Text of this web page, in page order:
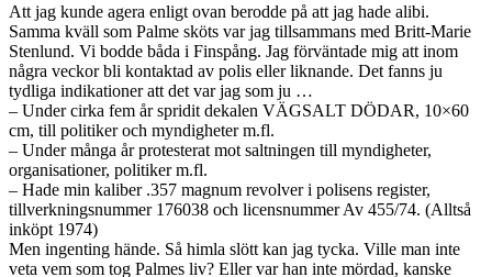
Att jag kunde agera enligt ovan berodde på att jag hade alibi.
Samma kväll som Palme sköts var jag tillsammans med Britt-Marie
Stenlund. Vi bodde båda i Finspång. Jag förväntade mig att inom
några veckor bli kontaktad av polis eller liknande. Det fanns ju
tydliga indikationer att det var jag som ju …
– Under cirka fem år spridit dekalen VÄGSALT DÖDAR, 10×60
cm, till politiker och myndigheter m.fl.
– Under många år protesterat mot saltningen till myndigheter,
organisationer, politiker m.fl.
– Hade min kaliber .357 magnum revolver i polisens register,
tillverkningsnummer 176038 och licensnummer Av 455/74. (Alltså
inköpt 1974)
Men ingenting hände. Så himla slött kan jag tycka. Ville man inte
veta vem som tog Palmes liv? Eller var han inte mördad, kanske